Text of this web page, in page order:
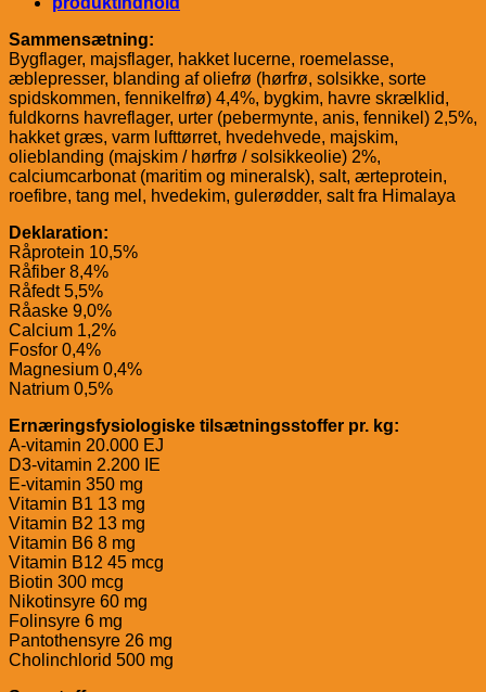
Sammensætning:
Bygflager, majsflager, hakket lucerne, roemelasse,
æblepresser, blanding af oliefrø (hørfrø, solsikke, sorte
spidskommen, fennikelfrø) 4,4%, bygkim, havre skrælklid,
fuldkorns havreflager, urter (pebermynte, anis, fennikel) 2,5%,
hakket græs, varm lufttørret, hvedehvede, majskim,
olieblanding (majskim / hørfrø / solsikkeolie) 2%,
calciumcarbonat (maritim og mineralsk), salt, ærteprotein,
roefibre, tang mel, hvedekim, gulerødder, salt fra Himalaya
Deklaration:
Råprotein 10,5%
Råfiber 8,4%
Råfedt 5,5%
Råaske 9,0%
Calcium 1,2%
Fosfor 0,4%
Magnesium 0,4%
Natrium 0,5%
Ernæringsfysiologiske tilsætningsstoffer pr. kg:
A-vitamin 20.000 EJ
D3-vitamin 2.200 IE
E-vitamin 350 mg
Vitamin B1 13 mg
Vitamin B2 13 mg
Vitamin B6 8 mg
Vitamin B12 45 mcg
Biotin 300 mcg
Nikotinsyre 60 mg
Folinsyre 6 mg
Pantothensyre 26 mg
Cholinchlorid 500 mg